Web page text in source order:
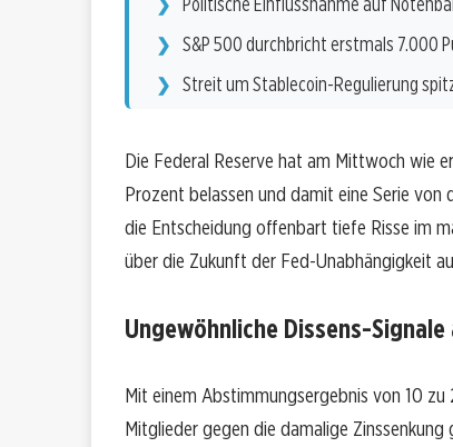
S&P 500 durchbricht erstmals 7.000
Streit um Stablecoin-Regulierung
Die Federal Reserve hat am Mittwoch wie
Prozent belassen und damit eine Serie
die Entscheidung offenbart tiefe Risse im
über die Zukunft der Fed-Unabhängigkeit
Ungewöhnliche Dissens-
Mit einem Abstimmungsergebnis von 10
Mitglieder gegen die damalige